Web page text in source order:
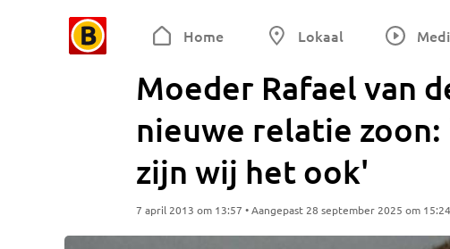
Home Lokaal
Moeder Rafael van
nieuwe relatie
zijn wij het ook'
7 april 2013 om 13:57 • Aangepast 28 september 2025 om 15:24